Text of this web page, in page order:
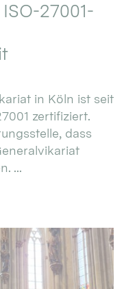
27001-
in Köln ist seit
zertifiziert.
dass
...